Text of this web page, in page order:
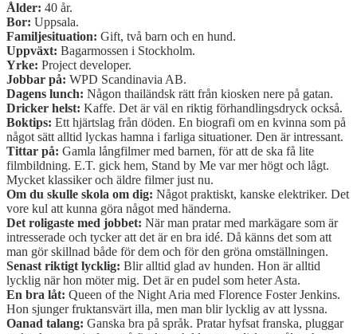
Ålder: 40 år.
Bor: Uppsala.
Familjesituation: Gift, två barn och en hund.
Uppväxt: Bagarmossen i Stockholm.
Yrke: Project developer.
Jobbar på: WPD Scandinavia AB.
Dagens lunch: Någon thailändsk rätt från kiosken nere på gatan.
Dricker helst: Kaffe. Det är väl en riktig förhandlingsdryck också.
Boktips: Ett hjärtslag från döden. En biografi om en kvinna som på
något sätt alltid lyckas hamna i farliga situationer. Den är intressant.
Tittar på: Gamla långfilmer med barnen, för att de ska få lite
filmbildning. E.T. gick hem, Stand by Me var mer högt och lågt.
Mycket klassiker och äldre filmer just nu.
Om du skulle skola om dig: Något praktiskt, kanske elektriker. Det
vore kul att kunna göra något med händerna.
Det roligaste med jobbet: När man pratar med markägare som är
intresserade och tycker att det är en bra idé. Då känns det som att
man gör skillnad både för dem och för den gröna omställningen.
Senast riktigt lycklig: Blir alltid glad av hunden. Hon är alltid
lycklig när hon möter mig. Det är en pudel som heter Asta.
En bra låt: Queen of the Night Aria med Florence Foster Jenkins.
Hon sjunger fruktansvärt illa, men man blir lycklig av att lyssna.
Oanad talang: Ganska bra på språk. Pratar hyfsat franska, pluggar